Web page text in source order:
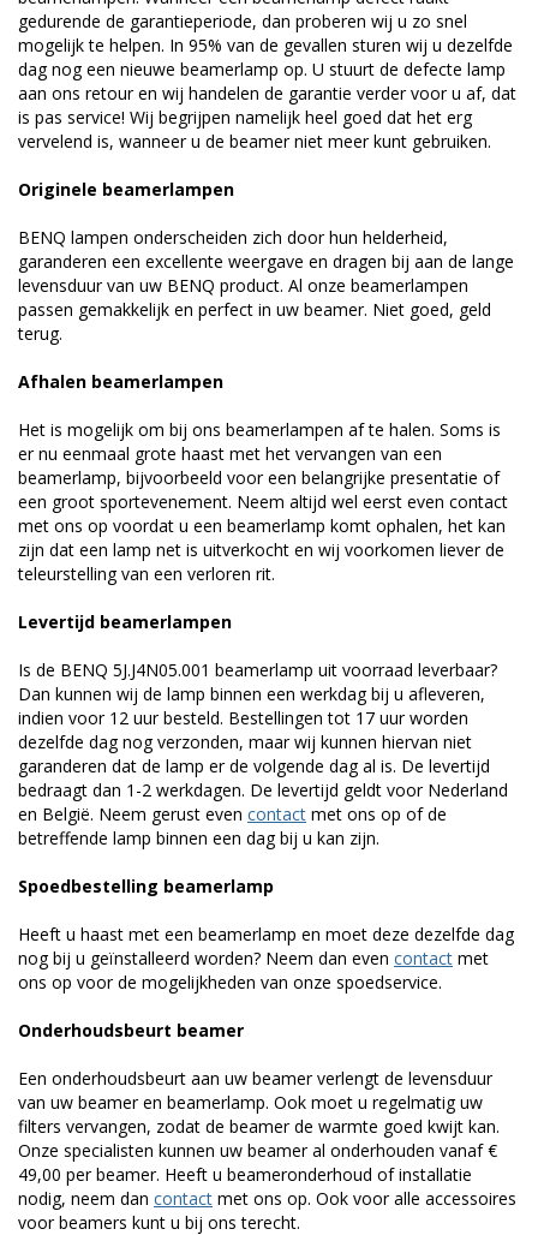
gedurende de garantieperiode, dan proberen wij u zo snel
mogelijk te helpen. In 95% van de gevallen sturen wij u dezelfde
dag nog een nieuwe beamerlamp op. U stuurt de defecte lamp
aan ons retour en wij handelen de garantie verder voor u af, dat
is pas service! Wij begrijpen namelijk heel goed dat het erg
vervelend is, wanneer u de beamer niet meer kunt gebruiken.
Originele beamerlampen
BENQ lampen onderscheiden zich door hun helderheid,
garanderen een excellente weergave en dragen bij aan de lange
levensduur van uw BENQ product. Al onze beamerlampen
passen gemakkelijk en perfect in uw beamer. Niet goed, geld
terug.
Afhalen beamerlampen
Het is mogelijk om bij ons beamerlampen af te halen. Soms is
er nu eenmaal grote haast met het vervangen van een
beamerlamp, bijvoorbeeld voor een belangrijke presentatie of
een groot sportevenement. Neem altijd wel eerst even contact
met ons op voordat u een beamerlamp komt ophalen, het kan
zijn dat een lamp net is uitverkocht en wij voorkomen liever de
teleurstelling van een verloren rit.
Levertijd beamerlampen
Is de BENQ 5J.J4N05.001 beamerlamp uit voorraad leverbaar?
Dan kunnen wij de lamp binnen een werkdag bij u afleveren,
indien voor 12 uur besteld. Bestellingen tot 17 uur worden
dezelfde dag nog verzonden, maar wij kunnen hiervan niet
garanderen dat de lamp er de volgende dag al is. De levertijd
bedraagt dan 1-2 werkdagen. De levertijd geldt voor Nederland
en België. Neem gerust even contact met ons op of de
betreffende lamp binnen een dag bij u kan zijn.
Spoedbestelling beamerlamp
Heeft u haast met een beamerlamp en moet deze dezelfde dag
nog bij u geïnstalleerd worden? Neem dan even contact met
ons op voor de mogelijkheden van onze spoedservice.
Onderhoudsbeurt beamer
Een onderhoudsbeurt aan uw beamer verlengt de levensduur
van uw beamer en beamerlamp. Ook moet u regelmatig uw
filters vervangen, zodat de beamer de warmte goed kwijt kan.
Onze specialisten kunnen uw beamer al onderhouden vanaf €
49,00 per beamer. Heeft u beameronderhoud of installatie
nodig, neem dan contact met ons op. Ook voor alle accessoires
voor beamers kunt u bij ons terecht.